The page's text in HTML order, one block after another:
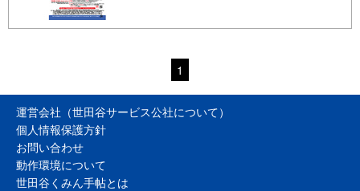
1
運営会社（世田谷サービス公社について）
個人情報保護方針
お問い合わせ
動作環境について
世田谷くみん手帖とは